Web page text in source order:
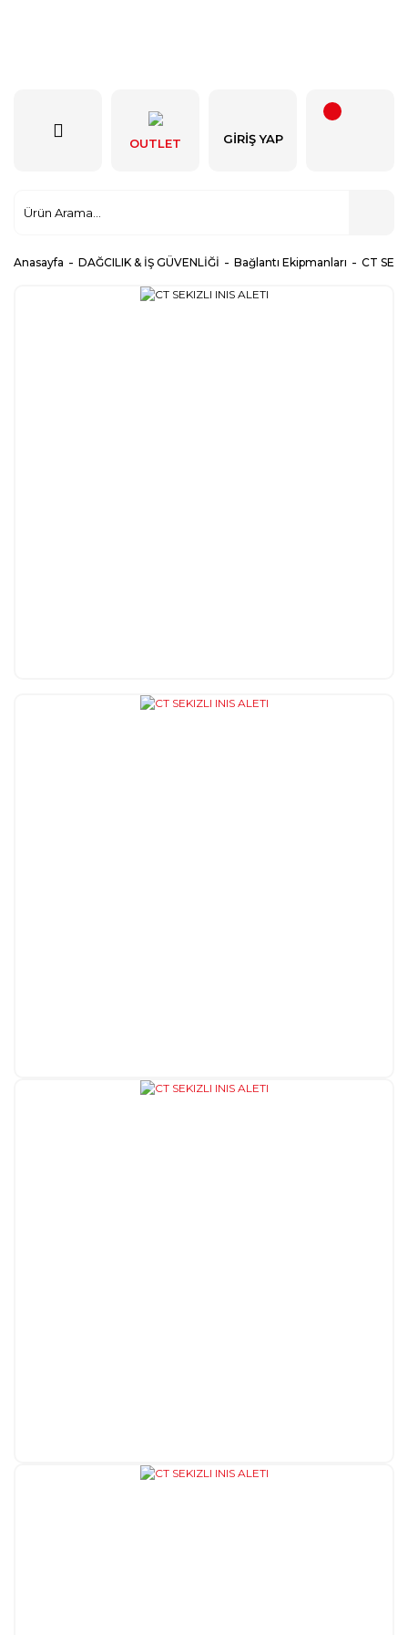
OUTLET GIRIŞ YAP
Anasayfa DAĞCILIK & İŞ GÜVENLİĞİ Bağlantı Ekipmanları CT